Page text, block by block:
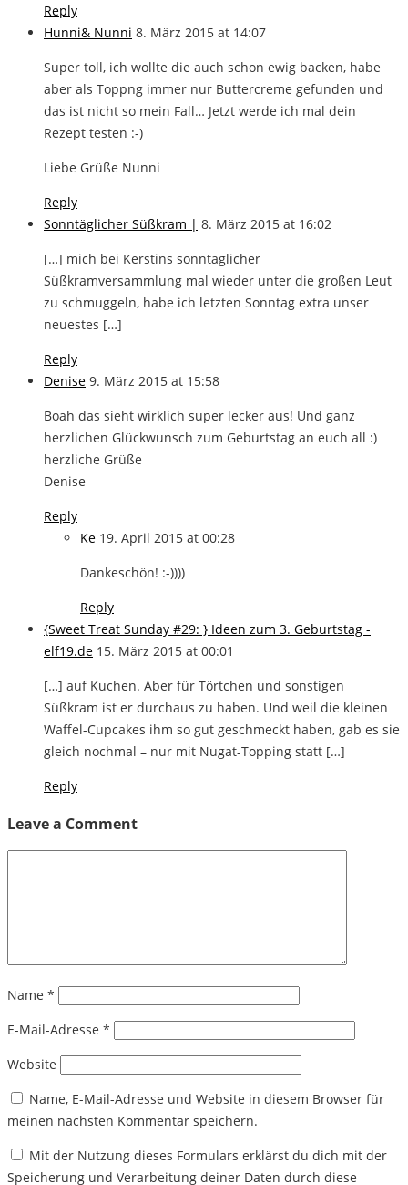
Reply
Hunni& Nunni 8. März 2015 at 14:07
Super toll, ich wollte die auch schon ewig backen, habe
aber als Toppng immer nur Buttercreme gefunden und
das ist nicht so mein Fall… Jetzt werde ich mal dein
Rezept testen :-)
Liebe Grüße Nunni
Reply
Sonntäglicher Süßkram | 8. März 2015 at 16:02
[…] mich bei Kerstins sonntäglicher
Süßkramversammlung mal wieder unter die großen Leut
zu schmuggeln, habe ich letzten Sonntag extra unser
neuestes […]
Reply
Denise 9. März 2015 at 15:58
Boah das sieht wirklich super lecker aus! Und ganz
herzlichen Glückwunsch zum Geburtstag an euch all :)
herzliche Grüße
Denise
Reply
Ke 19. April 2015 at 00:28
Dankeschön! :-))))
Reply
{Sweet Treat Sunday #29: } Ideen zum 3. Geburtstag -
elf19.de 15. März 2015 at 00:01
[…] auf Kuchen. Aber für Törtchen und sonstigen
Süßkram ist er durchaus zu haben. Und weil die kleinen
Waffel-Cupcakes ihm so gut geschmeckt haben, gab es sie
gleich nochmal – nur mit Nugat-Topping statt […]
Reply
Leave a Comment
Name *
E-Mail-Adresse *
Website
Name, E-Mail-Adresse und Website in diesem Browser für
meinen nächsten Kommentar speichern.
Mit der Nutzung dieses Formulars erklärst du dich mit der
Speicherung und Verarbeitung deiner Daten durch diese